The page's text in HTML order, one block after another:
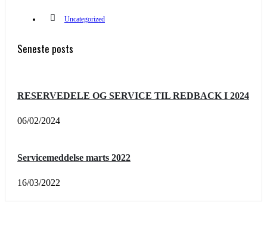
Uncategorized
Seneste posts
RESERVEDELE OG SERVICE TIL REDBACK I 2024
06/02/2024
Servicemeddelse marts 2022
16/03/2022